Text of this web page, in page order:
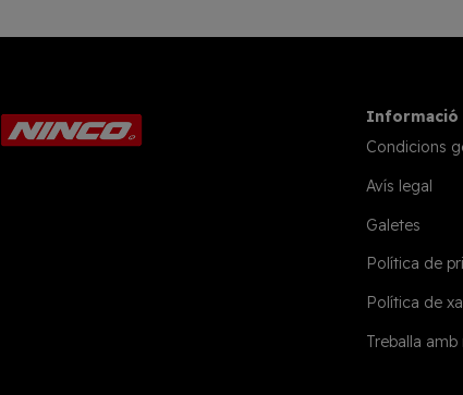
Informació
Condicions
Avís legal
Galetes
Política de
Política de
Treballa amb